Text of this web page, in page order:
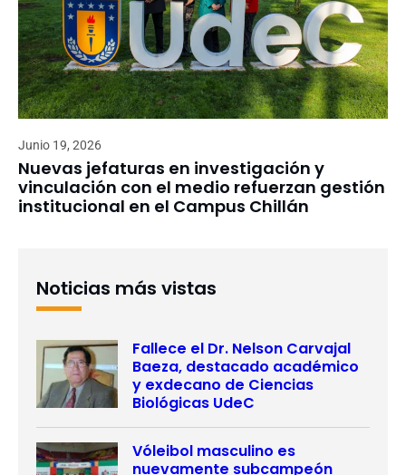
Junio 19, 2026
Nuevas jefaturas en investigación y
vinculación con el medio refuerzan gestión
institucional en el Campus Chillán
Noticias más vistas
Fallece el Dr. Nelson Carvajal
Baeza, destacado académico
y exdecano de Ciencias
Biológicas UdeC
Vóleibol masculino es
nuevamente subcampeón